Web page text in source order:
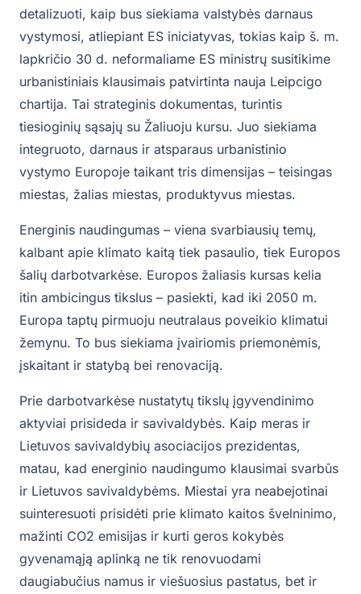
detalizuoti, kaip bus siekiama valstybės darnaus
vystymosi, atliepiant ES iniciatyvas, tokias kaip š. m.
lapkričio 30 d. neformaliame ES ministrų susitikime
urbanistiniais klausimais patvirtinta nauja Leipcigo
chartija. Tai strateginis dokumentas, turintis
tiesioginių sąsajų su Žaliuoju kursu. Juo siekiama
integruoto, darnaus ir atsparaus urbanistinio
vystymo Europoje taikant tris dimensijas – teisingas
miestas, žalias miestas, produktyvus miestas.
Energinis naudingumas – viena svarbiausių temų,
kalbant apie klimato kaitą tiek pasaulio, tiek Europos
šalių darbotvarkėse. Europos žaliasis kursas kelia
itin ambicingus tikslus – pasiekti, kad iki 2050 m.
Europa taptų pirmuoju neutralaus poveikio klimatui
žemynu. To bus siekiama įvairiomis priemonėmis,
įskaitant ir statybą bei renovaciją.
Prie darbotvarkėse nustatytų tikslų įgyvendinimo
aktyviai prisideda ir savivaldybės. Kaip meras ir
Lietuvos savivaldybių asociacijos prezidentas,
matau, kad energinio naudingumo klausimai svarbūs
ir Lietuvos savivaldybėms. Miestai yra neabejotinai
suinteresuoti prisidėti prie klimato kaitos švelninimo,
mažinti CO2 emisijas ir kurti geros kokybės
gyvenamąją aplinką ne tik renovuodami
daugiabučius namus ir viešuosius pastatus, bet ir